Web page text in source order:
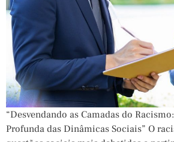
“Desvendando as Camadas do
Profunda das Dinâmicas Sociais” O